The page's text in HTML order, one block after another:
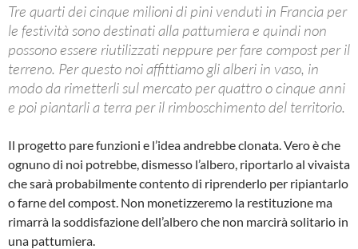
Tre quarti dei cinque milioni di pini venduti in Francia per
le festività sono destinati alla pattumiera e quindi non
possono essere riutilizzati neppure per fare compost per il
terreno. Per questo noi affittiamo gli alberi in vaso, in
modo da rimetterli sul mercato per quattro o cinque anni
e poi piantarli a terra per il rimboschimento del territorio.
Il progetto pare funzioni e l’idea andrebbe clonata. Vero è che
ognuno di noi potrebbe, dismesso l’albero, riportarlo al vivaista
che sarà probabilmente contento di riprenderlo per ripiantarlo
o farne del compost. Non monetizzeremo la restituzione ma
rimarrà la soddisfazione dell’albero che non marcirà solitario in
una pattumiera.